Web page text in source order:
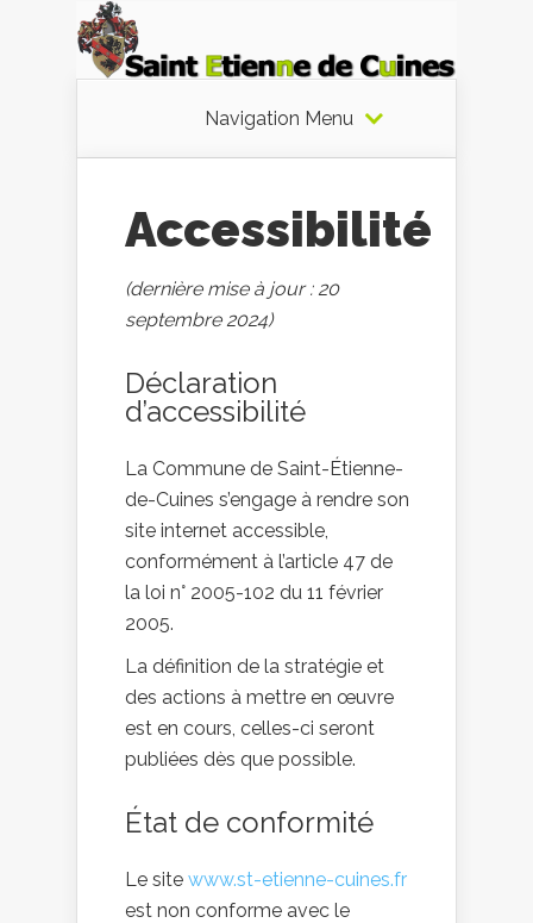
Navigation Menu
Accessibilité
(dernière mise à jour : 20
septembre 2024)
Déclaration
d’accessibilité
La Commune de Saint-Étienne-
de-Cuines s’engage à rendre son
site internet accessible,
conformément à l’article 47 de
la loi n° 2005-102 du 11 février
2005.
La définition de la stratégie et
des actions à mettre en œuvre
est en cours, celles-ci seront
publiées dès que possible.
État de conformité
Le site www.st-etienne-cuines.fr
est non conforme avec le